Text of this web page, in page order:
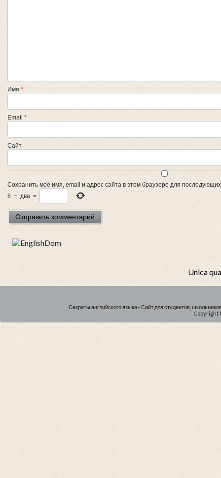
Имя *
Email *
Сайт
Сохранить моё имя, email и адрес сайта в этом браузере для
8 − два =
Unica
Секреты английского языка - Сайт для студентов,
Copyright